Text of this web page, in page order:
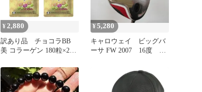
¥ 2,880
訳あり品 チョコラBB
美 コラーゲン 180粒×2袋
食品(ビタミンC・ビタミ
ンB6)] 配送種別：MR
¥5,280
キャロウェイ ビッグバ
ーサ FW 2007 16度 BB
ス フェアウェイウッ
ド 中古 ゴルフドゥ！
豊田２４８店【最短即日